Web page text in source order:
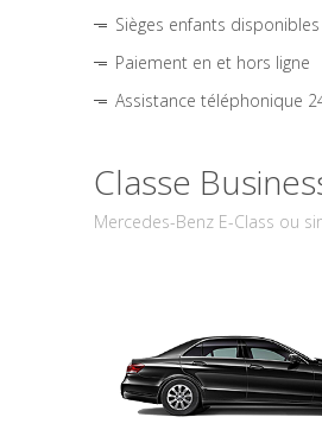
Sièges enfants
Paiement en et hors ligne
Assistance téléphonique
Classe
Mercedes-Benz E-Class ou